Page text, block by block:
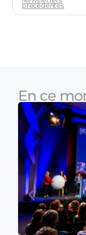
précédentes
En ce